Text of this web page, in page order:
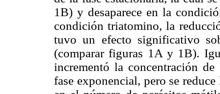
1B) y desaparece en la
condición triatomino, la
tuvo un efecto significativo
(comparar figuras 1A y 1B).
incrementó la concentración
fase exponencial, pero se